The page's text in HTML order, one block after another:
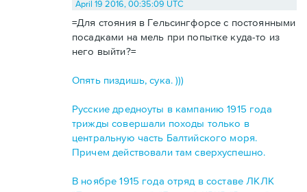
April 19 2016, 00:35:09 UTC
=Для стояния в Гельсингфорсе с постоянными
посадками на мель при попытке куда-то из
него выйти?=
Опять пиздишь, сука. )))
Русские дредноуты в кампанию 1915 года
трижды совершали походы только в
центральную часть Балтийского моря.
Причем действовали там сверхуспешно.
В ноябре 1915 года отряд в составе ЛКЛК